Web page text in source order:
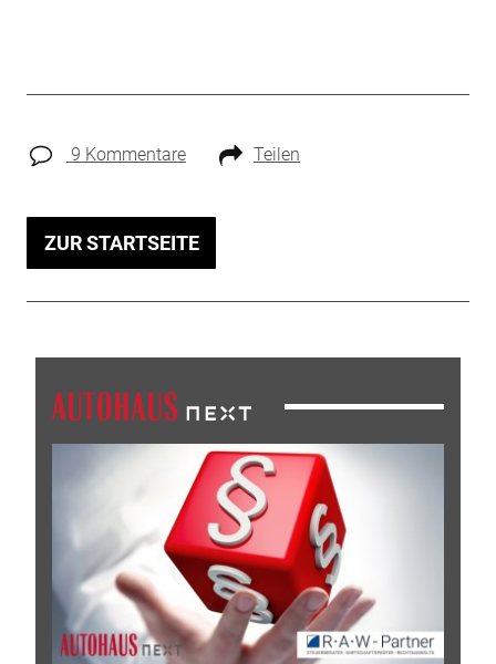
9 Kommentare Teilen
ZUR STARTSEITE